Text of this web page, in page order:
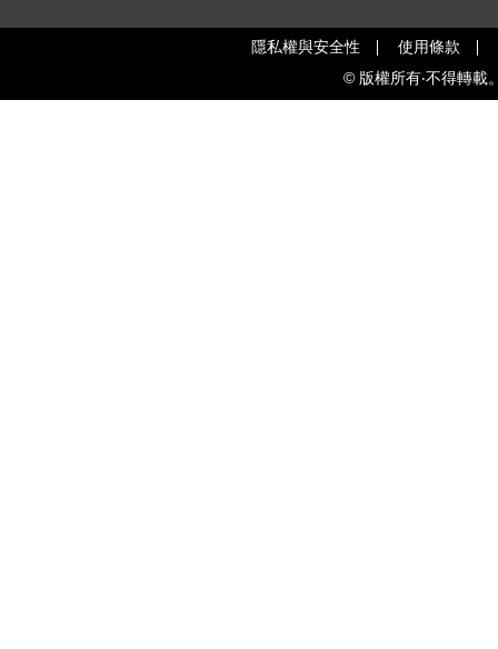
隱私權與安全性
使用條款
© 版權所有‧不得轉載